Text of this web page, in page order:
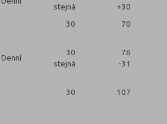
stejná
+30
30 70
Denní
30
stejná
76
-31
30 107